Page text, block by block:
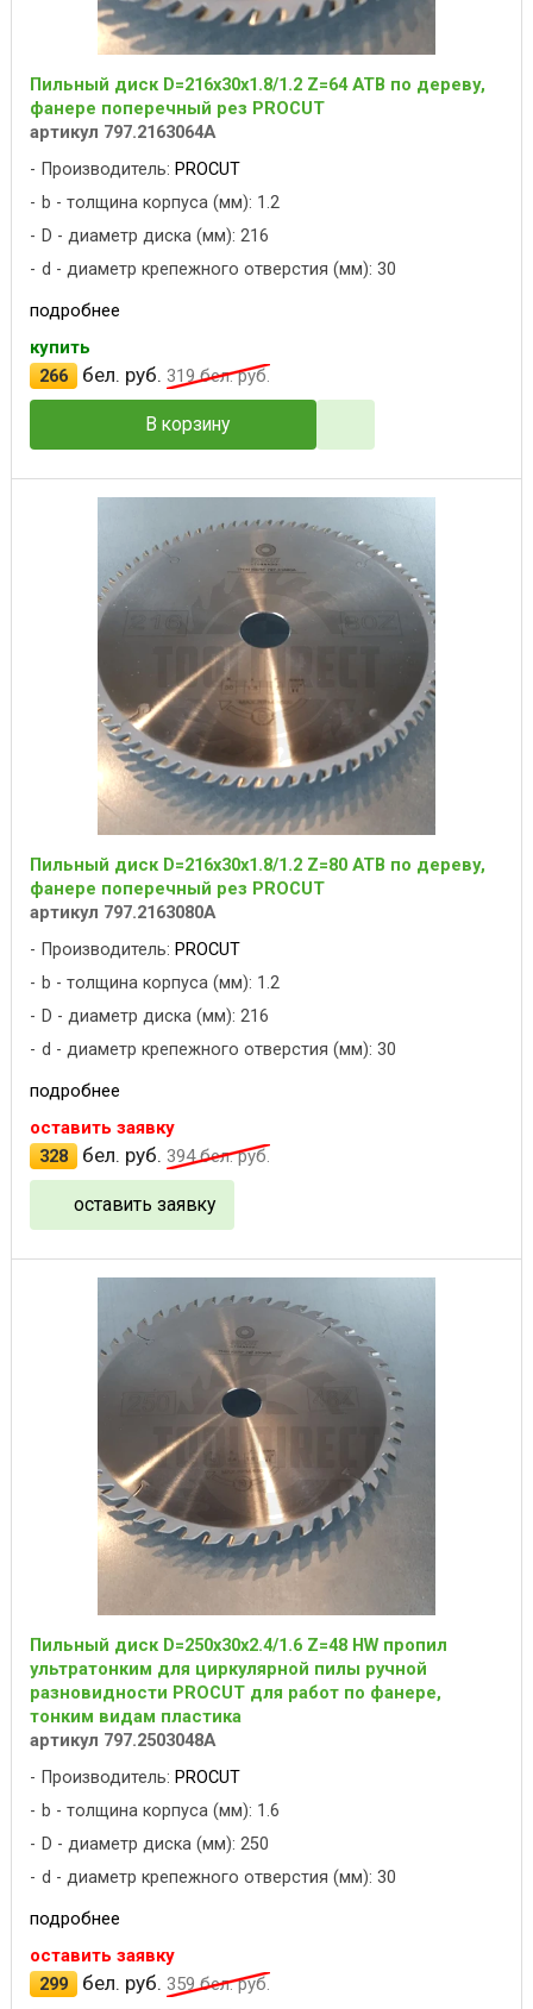
Пильный диск D=216x30x1.8/1.2 Z=64 ATB по дереву,
фанере поперечный рез PROCUT
артикул 797.2163064A
Производитель: PROCUT
b - толщина корпуса (мм): 1.2
D - диаметр диска (мм): 216
d - диаметр крепежного отверстия (мм): 30
подробнее
купить
266
бел. руб. 319бел. руб.
В корзину
Пильный диск D=216x30x1.8/1.2 Z=80 ATB по дереву,
фанере поперечный рез PROCUT
артикул 797.2163080A
Производитель: PROCUT
b - толщина корпуса (мм): 1.2
D - диаметр диска (мм): 216
d - диаметр крепежного отверстия (мм): 30
подробнее
оставить заявку
328
бел. руб. 394бел. руб.
оставить заявку
Пильный диск D=250x30x2.4/1.6 Z=48 HW пропил
ультратонким для циркулярной пилы ручной
разновидности PROCUT для работ по фанере,
тонким видам пластика
артикул 797.2503048A
Производитель: PROCUT
b - толщина корпуса (мм): 1.6
D - диаметр диска (мм): 250
d - диаметр крепежного отверстия (мм): 30
подробнее
оставить заявку
299
бел. руб. 359бел. руб.